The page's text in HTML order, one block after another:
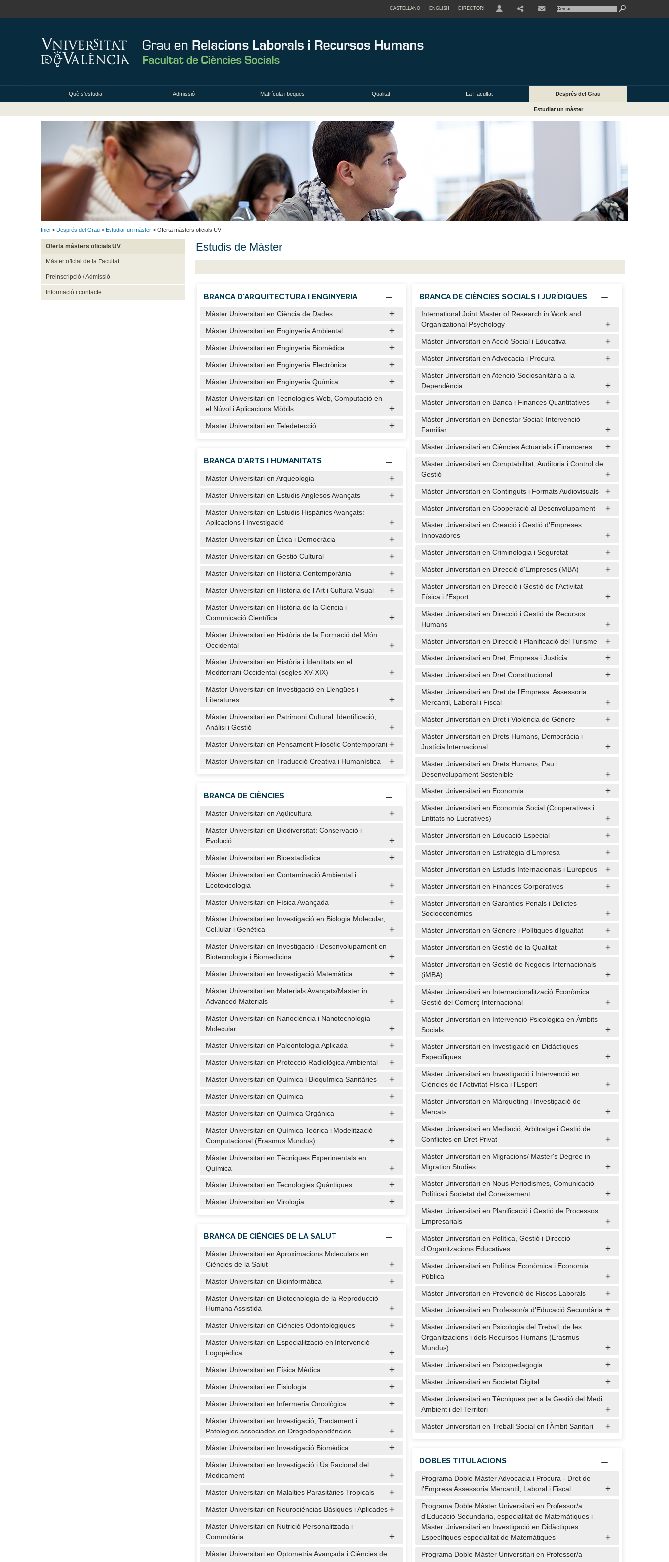
CASTELLANO ENGLISH DIRECTORI
Què s'estudia Admissió Matrícula i beques Qualitat La Facultat Després del Grau
Estudiar un màster
Inici > Després del Grau > Estudiar un màster > Oferta màsters oficials UV
Oferta màsters oficials UV
Màster oficial de la Facultat
Preinscripció / Admissió
Informació i contacte
Estudis de Màster
BRANCA D'ARQUITECTURA I ENGINYERIA
Màster Universitari en Ciència de Dades
Màster Universitari en Enginyeria Ambiental
Màster Universitari en Enginyeria Biomèdica
Màster Universitari en Enginyeria Electrònica
Màster Universitari en Enginyeria Química
Màster Universitari en Tecnologies Web, Computació en
el Núvol i Aplicacions Mòbils
Master Universitari en Teledetecció
BRANCA D'ARTS I HUMANITATS
Màster Universitari en Arqueologia
Màster Universitari en Estudis Anglesos Avançats
Màster Universitari en Estudis Hispànics Avançats:
Aplicacions i Investigació
Màster Universitari en Ètica i Democràcia
Màster Universitari en Gestió Cultural
Màster Universitari en Història Contemporània
Màster Universitari en Història de l'Art i Cultura Visual
Màster Universitari en Història de la Ciència i
Comunicació Científica
Màster Universitari en Història de la Formació del Món
Occidental
Màster Universitari en Història i Identitats en el
Mediterrani Occidental (segles XV-XIX)
Màster Universitari en Investigació en Llengües i
Literatures
Màster Universitari en Patrimoni Cultural: Identificació,
Anàlisi i Gestió
Màster Universitari en Pensament Filosòfic Contemporani
Màster Universitari en Traducció Creativa i Humanística
BRANCA DE CIÈNCIES
Màster Universitari en Aqüicultura
Màster Universitari en Biodiversitat: Conservació i
Evolució
Màster Universitari en Bioestadística
Màster Universitari en Contaminació Ambiental i
Ecotoxicologia
Màster Universitari en Física Avançada
Màster Universitari en Investigació en Biologia Molecular,
Cel.lular i Genètica
Màster Universitari en Investigació i Desenvolupament en
Biotecnologia i Biomedicina
Màster Universitari en Investigació Matemàtica
Màster Universitari en Materials Avançats/Master in
Advanced Materials
Màster Universitari en Nanociència i Nanotecnologia
Molecular
Màster Universitari en Paleontologia Aplicada
Màster Universitari en Protecció Radiològica Ambiental
Màster Universitari en Química i Bioquímica Sanitàries
Màster Universitari en Química
Màster Universitari en Química Orgànica
Màster Universitari en Química Teòrica i Modelització
Computacional (Erasmus Mundus)
Màster Universitari en Tècniques Experimentals en
Química
Màster Universitari en Tecnologies Quàntiques
Màster Universitari en Virologia
BRANCA DE CIÈNCIES DE LA SALUT
Màster Universitari en Aproximacions Moleculars en
Ciències de la Salut
Màster Universitari en Bioinformàtica
Màster Universitari en Biotecnologia de la Reproducció
Humana Assistida
Màster Universitari en Ciències Odontològiques
Màster Universitari en Especialització en Intervenció
Logopèdica
Màster Universitari en Física Mèdica
Màster Universitari en Fisiologia
Màster Universitari en Infermeria Oncològica
Màster Universitari en Investigació, Tractament i
Patologies associades en Drogodependències
Màster Universitari en Investigació Biomèdica
Màster Universitari en Investigació i Ús Racional del
Medicament
Màster Universitari en Malalties Parasitàries Tropicals
Màster Universitari en Neurocièncias Bàsiques i Aplicades
Màster Universitari en Nutrició Personalitzada i
Comunitària
Màster Universitari en Optometria Avançada i Ciències de
BRANCA DE CIÈNCIES SOCIALS I JURÍDIQUES
International Joint Master of Research in Work and
Organizational Psychology
Màster Universitari en Acció Social i Educativa
Màster Universitari en Advocacia i Procura
Màster Universitari en Atenció Sociosanitària a la
Dependència
Màster Universitari en Banca i Finances Quantitatives
Màster Universitari en Benestar Social: Intervenció
Familiar
Màster Universitari en Ciències Actuarials i Financeres
Màster Universitari en Comptabilitat, Auditoria i Control de
Gestió
Màster Universitari en Continguts i Formats Audiovisuals
Màster Universitari en Cooperació al Desenvolupament
Màster Universitari en Creació i Gestió d'Empreses
Innovadores
Màster Universitari en Criminologia i Seguretat
Màster Universitari en Direcció d'Empreses (MBA)
Màster Universitari en Direcció i Gestió de l'Activitat
Física i l'Esport
Màster Universitari en Direcció i Gestió de Recursos
Humans
Màster Universitari en Direcció i Planificació del Turisme
Màster Universitari en Dret, Empresa i Justícia
Màster Universitari en Dret Constitucional
Màster Universitari en Dret de l'Empresa. Assessoria
Mercantil, Laboral i Fiscal
Màster Universitari en Dret i Violència de Gènere
Màster Universitari en Drets Humans, Democràcia i
Justícia Internacional
Màster Universitari en Drets Humans, Pau i
Desenvolupament Sostenible
Màster Universitari en Economia
Màster Universitari en Economia Social (Cooperatives i
Entitats no Lucratives)
Màster Universitari en Educació Especial
Màster Universitari en Estratègia d'Empresa
Màster Universitari en Estudis Internacionals i Europeus
Màster Universitari en Finances Corporatives
Màster Universitari en Garanties Penals i Delictes
Socioeconòmics
Màster Universitari en Gènere i Polítiques d'Igualtat
Màster Universitari en Gestió de la Qualitat
Màster Universitari en Gestió de Negocis Internacionals
(iMBA)
Máster Universitari en Internacionalització Econòmica:
Gestió del Comerç Internacional
Màster Universitari en Intervenció Psicològica en Àmbits
Socials
Màster Universitari en Investigació en Didàctiques
Específiques
Màster Universitari en Investigació i Intervenció en
Ciències de l'Activitat Física i l'Esport
Màster Universitari en Màrqueting i Investigació de
Mercats
Màster Universitari en Mediació, Arbitratge i Gestió de
Conflictes en Dret Privat
Màster Universitari en Migracions/ Master's Degree in
Migration Studies
Màster Universitari en Nous Periodismes, Comunicació
Política i Societat del Coneixement
Màster Universitari en Planificació i Gestió de Processos
Empresarials
Màster Universitari en Política, Gestió i Direcció
d'Organitzacions Educatives
Màster Universitari en Política Econòmica i Economia
Pública
Màster Universitari en Prevenció de Riscos Laborals
Màster Universitari en Professor/a d'Educació Secundària
Màster Universitari en Psicologia del Treball, de les
Organitzacions i dels Recursos Humans (Erasmus
Mundus)
Màster Universitari en Psicopedagogia
Màster Universitari en Societat Digital
Màster Universitari en Tècniques per a la Gestió del Medi
Ambient i del Territori
Màster Universitari en Treball Social en l'Àmbit Sanitari
DOBLES TITULACIONS
Programa Doble Màster Advocacia i Procura - Dret de
l'Empresa Assessoria Mercantil, Laboral i Fiscal
Programa Doble Màster Universitari en Professor/a
d'Educació Secundaria, especialitat de Matemàtiques i
Màster Universitari en Investigació en Didàctiques
Específiques especialitat de Matemàtiques
Programa Doble Màster Universitari en Professor/a